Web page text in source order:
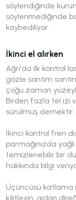
söylendiğinde
söylenmediğinde
kaybediliyor.
İkinci el alırken
Ağrı'da ilk kontrol
gözle santim
çoğu zaman
Birden fazla tel izi
sürülmüş demektir.
İkinci kontrol fren
parmağınızda
temizlenebilir bir
hakkında bilgi
Üçüncüsü katlama
kilitleyin, gidon